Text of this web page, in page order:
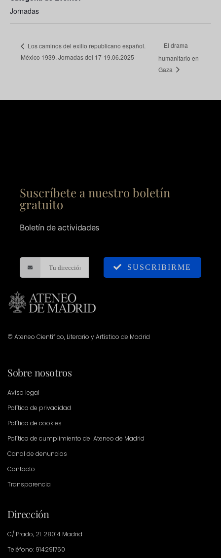
Jornadas
Los caminos del exilio republicano español.
México 1939. Jornadas del 17-19.06.2025
El drama
humanitario en
Gaza
Suscríbete a nuestro boletín
gratuito
Boletín de actividades
SUSCRIBIRME
© Ateneo Científico, Literario y Artístico de Madrid
Sobre nosotros
Aviso legal
Política de privacidad
Política de cookies
Política de cumplimiento del Ateneo de Madrid
Canal de denuncias
Contacto
Transparencia
Dirección
C/ Prado, 21. 28014 Madrid
Teléfono: 914291750